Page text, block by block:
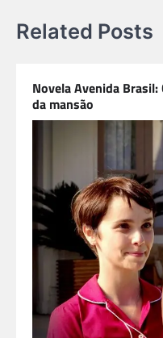
Related Posts
Novela Avenida
da mansão